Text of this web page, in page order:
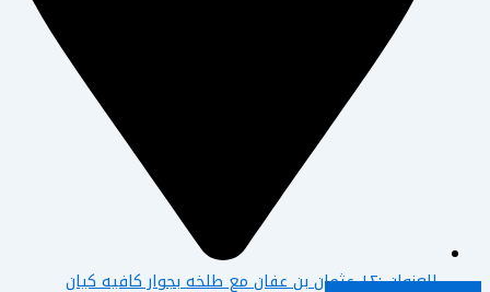
العنوان :١٢ عثمان بن عفان مع طلخه بجوار كافيه كيان